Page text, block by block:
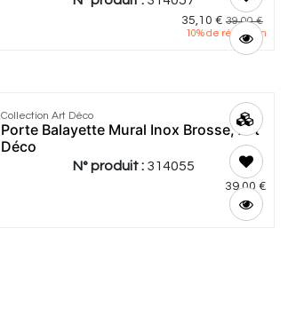
35,10 € 39,00€
10% de réduction
Collection Art Déco
Porte Balayette Mural Inox Brosse, Art
Déco
N° produit : 314055
39,00 €